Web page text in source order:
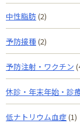
中性脂肪(2)
予防接種 (2)
予防注射・ワクチン
休診・年末年始・診
低ナトリウム血症(1)